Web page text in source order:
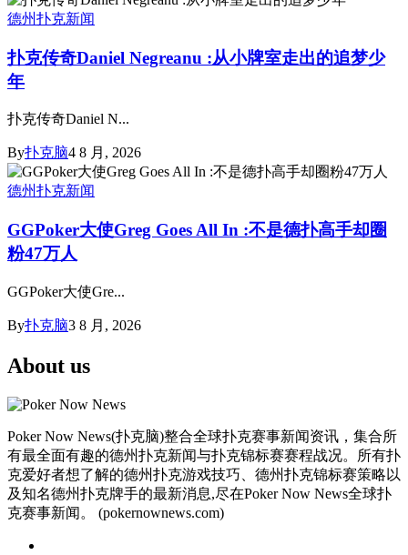
德州扑克新闻
扑克传奇Daniel Negreanu :从小牌室走出的追梦少
年
扑克传奇Daniel N...
By扑克脑4 8 月, 2026
德州扑克新闻
GGPoker大使Greg Goes All In :不是德扑高手却圈
粉47万人
GGPoker大使Gre...
By扑克脑3 8 月, 2026
About us
Poker Now News(扑克脑)整合全球扑克赛事新闻资讯，集合所
有最全面有趣的德州扑克新闻与扑克锦标赛赛程战况。所有扑
克爱好者想了解的德州扑克游戏技巧、德州扑克锦标赛策略以
及知名德州扑克牌手的最新消息,尽在Poker Now News全球扑
克赛事新闻。 (pokernownews.com)